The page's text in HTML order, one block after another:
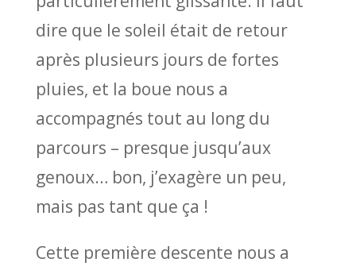
dire que le soleil était de retour
après plusieurs jours de fortes
pluies, et la boue nous a
accompagnés tout au long du
parcours – presque jusqu’aux
genoux… bon, j’exagère un peu,
mais pas tant que ça !
Cette première descente nous a